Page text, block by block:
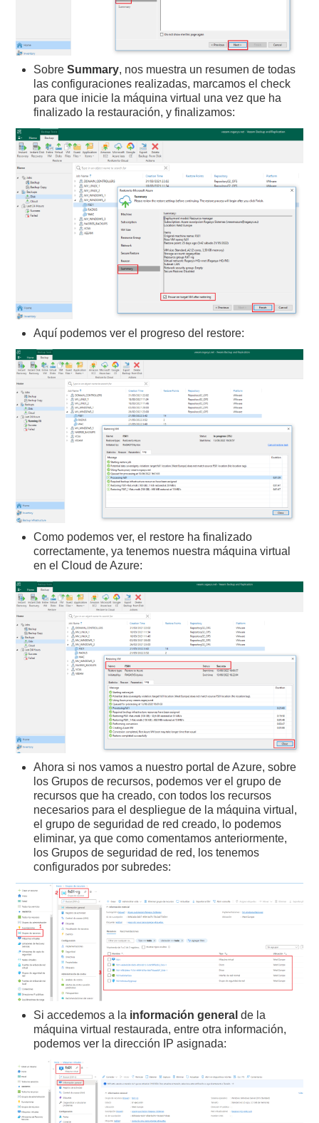
SobreSummary, nos muestra un resumen de todas
las configuraciones realizadas, marcamos el check
para que inicie la máquina virtual una vez que ha
finalizado la restauración, y finalizamos:
Aquí podemos ver el progreso del restore:
Como podemos ver, el restore ha finalizado
correctamente, ya tenemos nuestra máquina virtual
en el Cloud de Azure:
Ahora si nos vamos a nuestro portal de Azure, sobre
los Grupos de recursos, podemos ver el grupo de
recursos que ha creado, con todos los recursos
necesarios para el despliegue de la máquina virtual,
el grupo de seguridad de red creado, lo podemos
eliminar, ya que como comentamos anteriormente,
los Grupos de seguridad de red, los tenemos
configurados por subredes:
Si accedemos a la información generalde la
máquina virtual restaurada, entre otra información,
podemos ver la dirección IP asignada: